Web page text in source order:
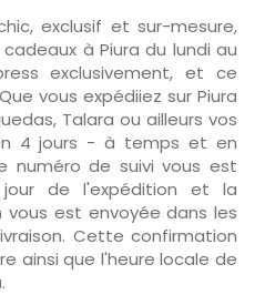
exclusif et sur-mesure,
à Piura du lundi au
exclusivement, et ce
vous expédiiez sur Piura
Talara ou ailleurs vos
4 jours - à temps et en
numéro de suivi vous est
de l'expédition et la
vous est envoyée dans les
Cette confirmation
ainsi que l'heure locale de